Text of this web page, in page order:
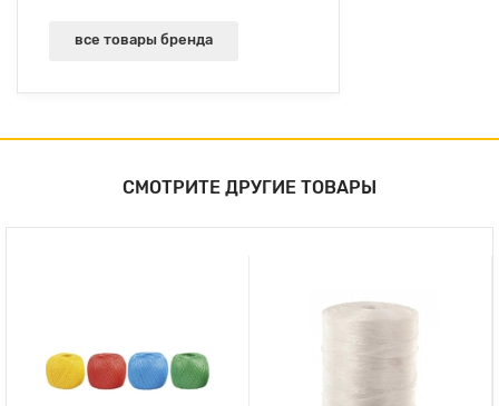
все товары бренда
СМОТРИТЕ ДРУГИЕ ТОВАРЫ